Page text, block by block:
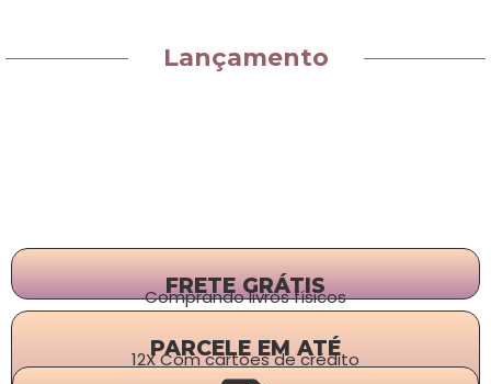
Lançamento
FRETE GRÁTIS
Comprando livros físicos
PARCELE EM ATÉ
12X Com cartões de crédito